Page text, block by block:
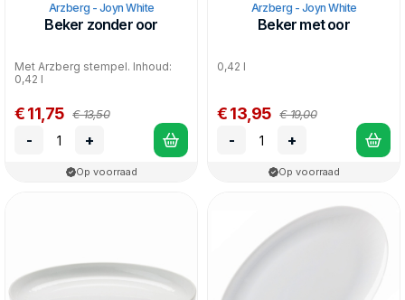
Arzberg - Joyn White
Beker zonder oor
Met Arzberg stempel. Inhoud:
0,42 l
€ 11,75 € 13,50
- +
Op voorraad
Arzberg - Joyn White
Beker met oor
0,42 l
€ 13,95 € 19,00
- +
Op voorraad